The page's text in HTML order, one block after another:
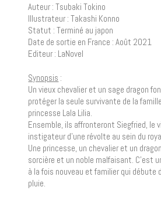
Auteur : Tsubaki Tokino
Illustrateur : Takashi Konno
Statut : Terminé au japon
Date de sortie en France : Août 2021
Editeur : LaNovel
Synopsis :
Un vieux chevalier et un sage dragon
protéger la seule survivante de la
princesse Lala Lilia.
Ensemble, ils affronteront Siegfried, le
instigateur d’une révolte au sein du
Une princesse, un chevalier et un
sorcière et un noble malfaisant. C’est
à la fois nouveau et familier qui débute
pluie.